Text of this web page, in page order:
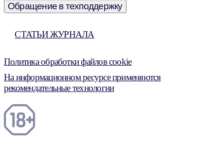
Обращение в техподдержку
СТАТЬИ ЖУРНАЛА
Политика обработки файлов cookie
На информационном ресурсе применяются
рекомендательные технологии